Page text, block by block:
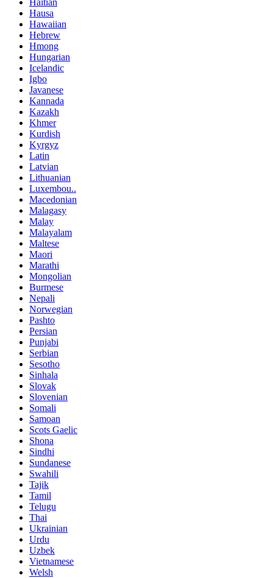
Haitian
Hausa
Hawaiian
Hebrew
Hmong
Hungarian
Icelandic
Igbo
Javanese
Kannada
Kazakh
Khmer
Kurdish
Kyrgyz
Latin
Latvian
Lithuanian
Luxembou..
Macedonian
Malagasy
Malay
Malayalam
Maltese
Maori
Marathi
Mongolian
Burmese
Nepali
Norwegian
Pashto
Persian
Punjabi
Serbian
Sesotho
Sinhala
Slovak
Slovenian
Somali
Samoan
Scots Gaelic
Shona
Sindhi
Sundanese
Swahili
Tajik
Tamil
Telugu
Thai
Ukrainian
Urdu
Uzbek
Vietnamese
Welsh